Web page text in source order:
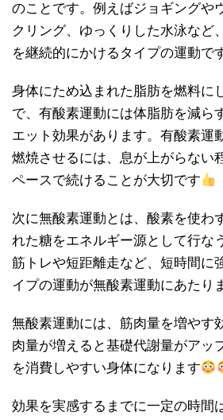
のことです。例えばジョギングや
クリング、ゆっくりした水泳など
を継続的にかけるタイプの運動で
身体にため込まれた脂肪を燃料に
で、有酸素運動には体脂肪を減ら
エット効果があります。有酸素運
燃焼させるには、息が上がらない
ペースで続けることが大切です
次に無酸素運動とは、酸素を使わ
れた糖をエネルギー源として行な
筋トレや短距離走など、短時間に
イプの運動が無酸素運動にあたり
無酸素運動には、筋肉量を増やす
肉量が増えると基礎代謝量がアッ
を消費しやすい身体になります
効果を実感するまでに一定の時間